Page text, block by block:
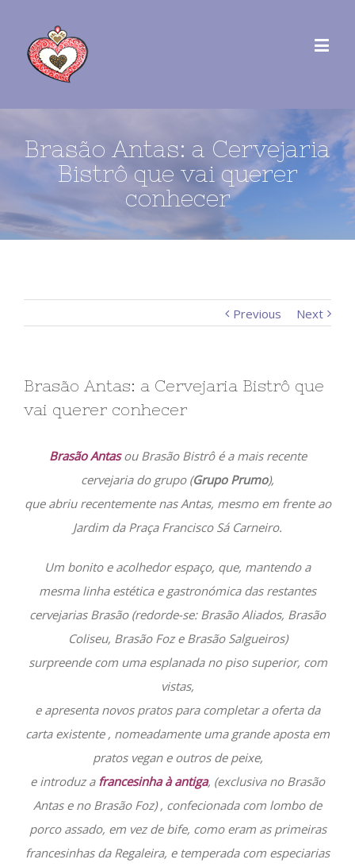
Brasão Antas: a Cervejaria
Bistrô que vai querer
conhecer
Previous Next
Brasão Antas: a Cervejaria Bistrô que
vai querer conhecer
Brasão Antasou Brasão Bistrô é a mais recente
cervejaria do grupo (Grupo Prumo),
que abriu recentemente nas Antas, mesmo em frente ao
Jardim da Praça Francisco Sá Carneiro.
Um bonito e acolhedor espaço, que, mantendo a
mesma linha estética e gastronómica das restantes
cervejarias Brasão (redorde-se: Brasão Aliados, Brasão
Coliseu, Brasão Foz e Brasão Salgueiros)
surpreende com uma esplanada no piso superior, com
vistas,
e apresenta novos pratos para completar a oferta da
carta existente , nomeadamente uma grande aposta em
pratos vegan e outros de peixe,
e introduz afrancesinha à antiga, (exclusiva no Brasão
Antas e no Brasão Foz) , confecionada com lombo de
porco assado, em vez de bife, como eram as primeiras
francesinhas da Regaleira, e temperada com especiarias